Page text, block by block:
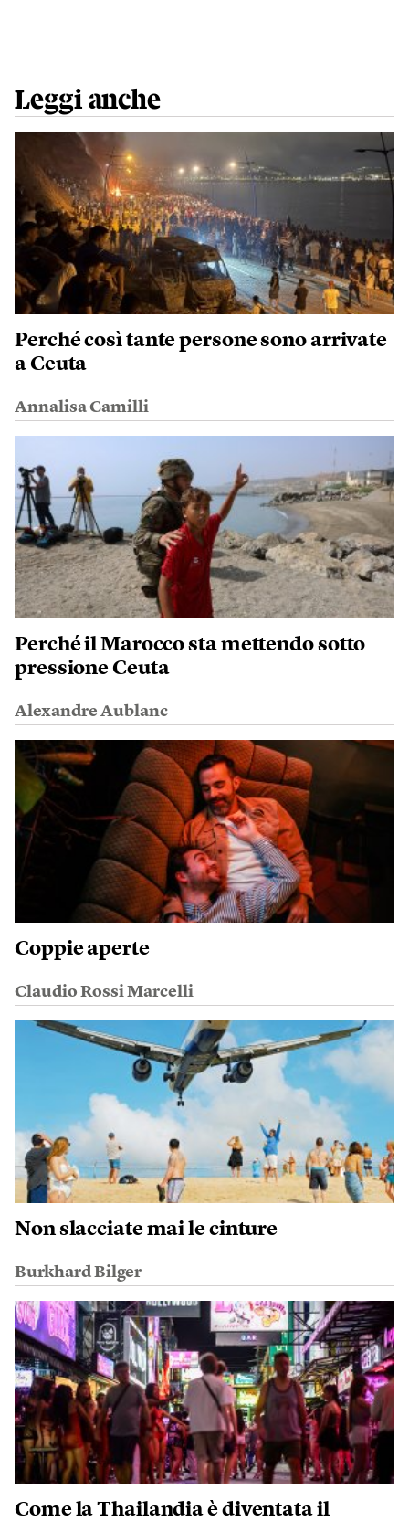
Leggi anche
Perché così tante persone sono arrivate
a Ceuta
Annalisa Camilli
Perché il Marocco sta mettendo sotto
pressione Ceuta
Alexandre Aublanc
Coppie aperte
Claudio Rossi Marcelli
Non slacciate mai le cinture
Burkhard Bilger
Come la Thailandia è diventata il